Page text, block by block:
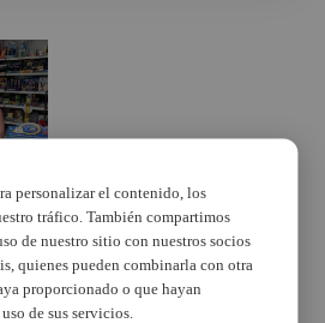
personalizar el contenido, los
tráfico. También compartimos
de nuestro sitio con nuestros socios
quienes pueden combinarla con otra
proporcionado o que hayan
de sus servicios.